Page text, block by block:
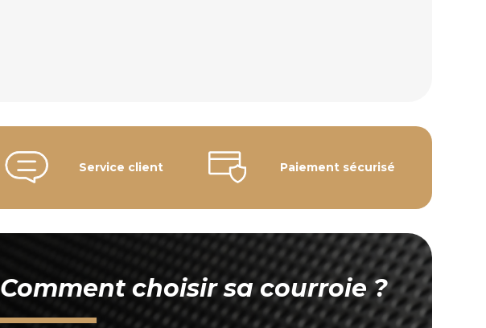
Service client Paiement sécurisé
Comment choisir sa courroie ?